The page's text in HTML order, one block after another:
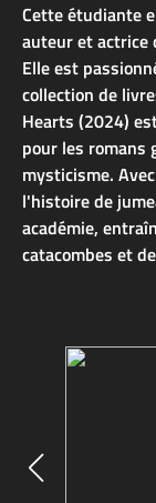
Cette étudiante
auteur et actrice
Elle est
collection de
Hearts (2024)
pour les romans
mysticisme.
l'histoire de
académie,
catacombes et